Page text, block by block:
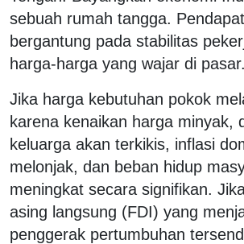
sebuah rumah tangga.
bergantung pada stabilitas
harga-harga yang wajar di pasar.
Jika harga kebutuhan pokok
karena kenaikan harga minyak,
keluarga akan terkikis, inflasi
melonjak, dan beban hidup
meningkat secara signifikan.
asing langsung (FDI) yang
penggerak pertumbuhan